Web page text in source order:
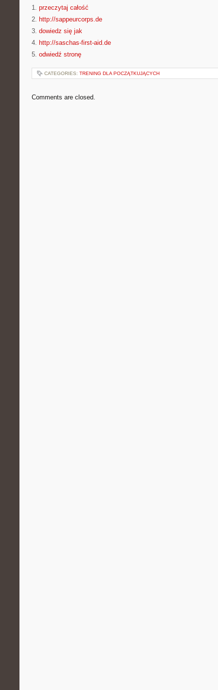
1. przeczytaj całość
2. http://sappeurcorps.de
3. dowiedz się jak
4. http://saschas-first-aid.de
5. odwiedź stronę
CATEGORIES: TRENING DLA POCZĄTKUJĄCYCH
Comments are closed.